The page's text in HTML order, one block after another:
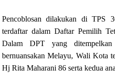
Pencoblosan dilakukan di TPS
terdaftar dalam Daftar Pemilih
Dalam DPT yang
bernuansakan Melayu, Wali Kota
Hj Rita Maharani 86 serta kedua